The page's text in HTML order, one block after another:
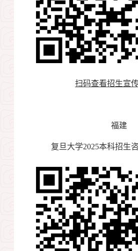
扫码查看招生宣
福建
复旦大学2025本科招生